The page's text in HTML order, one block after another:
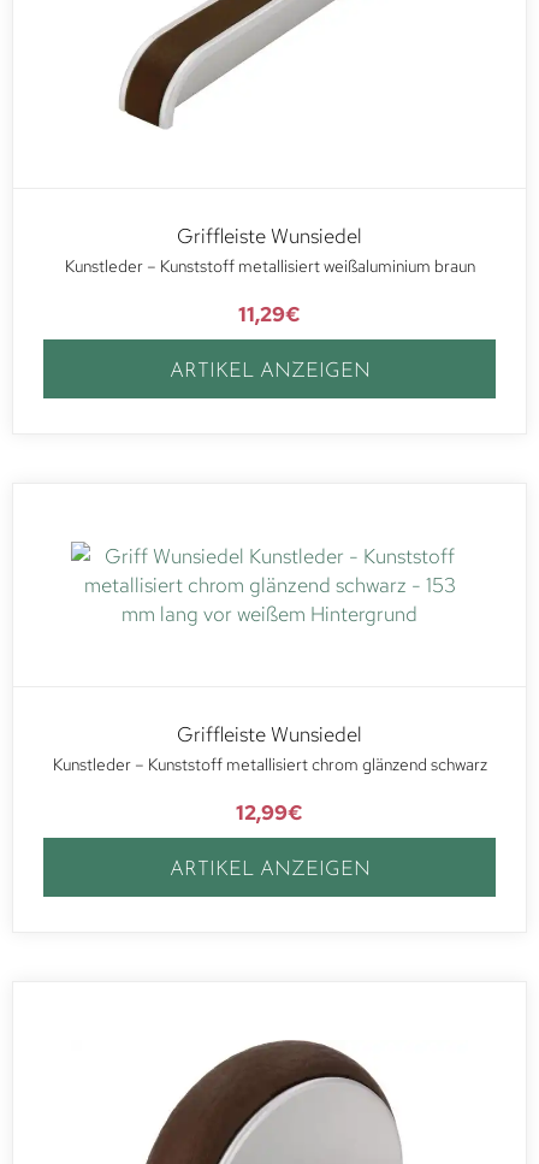
Griffleiste Wunsiedel
Kunstleder – Kunststoff metallisiert weißaluminium braun
11,29€
ARTIKEL ANZEIGEN
Griffleiste Wunsiedel
Kunstleder – Kunststoff metallisiert chrom glänzend schwarz
12,99€
ARTIKEL ANZEIGEN